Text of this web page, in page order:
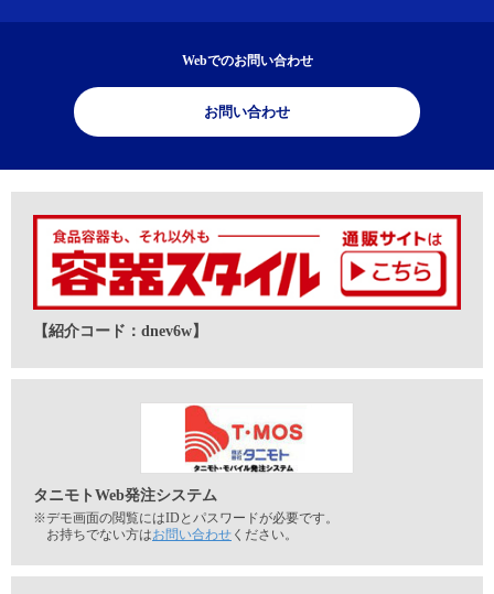
Webでのお問い合わせ
お問い合わせ
【紹介コード：dnev6w】
タニモトWeb発注システム
※デモ画面の閲覧にはIDとパスワードが必要です。
お持ちでない方はお問い合わせ ください。